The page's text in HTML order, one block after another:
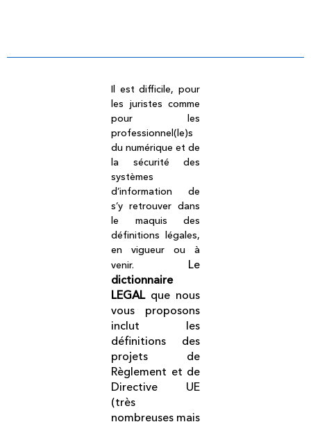
Il est difficile, pour
les juristes comme
pour les
professionnel(le)s
du numérique et de
la sécurité des
systèmes
d’information de
s’y retrouver dans
le maquis des
définitions légales,
en vigueur ou à
venir. Le
dictionnaire
LEGAL que nous
vous proposons
inclut les
définitions des
projets de
Règlement et de
Directive UE
(très
nombreuses mais